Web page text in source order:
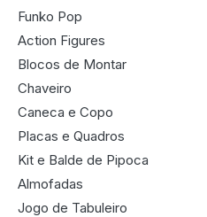
Funko Pop
Action Figures
Blocos de Montar
Chaveiro
Caneca e Copo
Placas e Quadros
Kit e Balde de Pipoca
Almofadas
Jogo de Tabuleiro